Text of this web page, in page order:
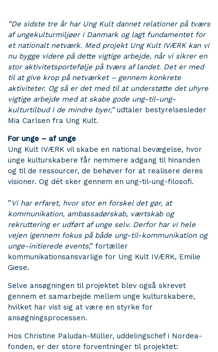
”De sidste tre år har Ung Kult dannet relationer på tværs
af ungekulturmiljøer i Danmark og lagt fundamentet for
et nationalt netværk. Med projekt Ung Kult IVÆRK kan vi
nu bygge videre på dette vigtige arbejde, når vi sikrer en
stor aktivitetsportefølje på tværs af landet. Det er med
til at give krop på netværket – gennem konkrete
aktiviteter. Og så er det med til at understøtte det uhyre
vigtige arbejde med at skabe gode ung-til-ung-
kulturtilbud i de mindre byer,”udtaler bestyrelsesleder
Mia Carlsen fra Ung Kult.
For unge – af unge
Ung Kult IVÆRK vil skabe en national bevægelse, hvor
unge kulturskabere får nemmere adgang til hinanden
og til de ressourcer, de behøver for at realisere deres
visioner. Og dét sker gennem en ung-til-ung-filosofi.
” Vi har erfaret, hvor stor en forskel det gør, at
kommunikation, ambassadørskab, værtskab og
rekruttering er udført af unge selv. Derfor har vi hele
vejen igennem fokus på både ung-til-kommunikation og
unge-initierede events,” fortæller
kommunikationsansvarlige for Ung Kult IVÆRK, Emilie
Giese.
Selve ansøgningen til projektet blev også skrevet
gennem et samarbejde mellem unge kulturskabere,
hvilket har vist sig at være en styrke for
ansøgningsprocessen.
Hos Christine Paludan-Müller, uddelingschef i Nordea-
fonden, er der store forventninger til projektet: